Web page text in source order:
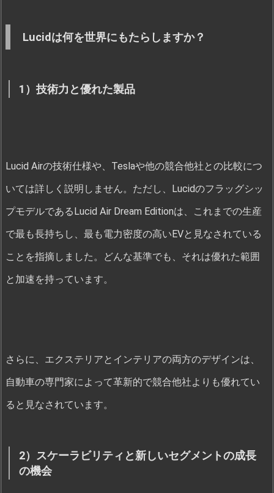
Lucidは何を世界にもたらしますか？
1）技術力と優れた製品
Lucid Airの技術仕様や、Teslaや他の競合他社との比較につ
いては詳しく説明しません。ただし、Lucidのフラッグシッ
プモデルであるLucid Air Dream Editionは、これまでの生産
で最も長持ちし、最も電力密度の高いEVと見なされている
ことを指摘しました。どんな基準でも、それは優れた範囲
と加速を持っています。
さらに、エクステリアとインテリアの両方のデザインは、
自動車の専門家によって革新的で競合他社よりも優れてい
ると見なされています。
2）スケーラビリティと新しいセグメントの成長
の機会